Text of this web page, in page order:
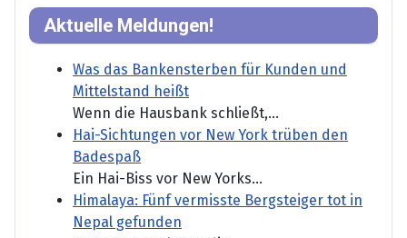
Aktuelle Meldungen!
Was das Bankensterben für Kunden und
Mittelstand heißt
Wenn die Hausbank schließt,...
Hai-Sichtungen vor New York trüben den
Badespaß
Ein Hai-Biss vor New Yorks...
Himalaya: Fünf vermisste Bergsteiger tot in
Nepal gefunden